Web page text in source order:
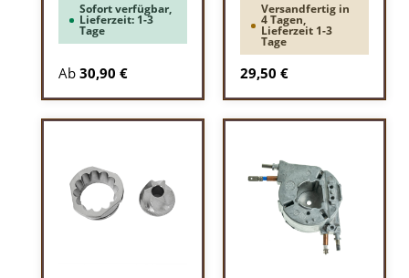
Sofort verfügbar,
Lieferzeit: 1-3
Tage
Ab 30,90 €
Versandfertig in
4 Tagen,
Lieferzeit 1-3
Tage
Regulärer Preis:
29,50 €